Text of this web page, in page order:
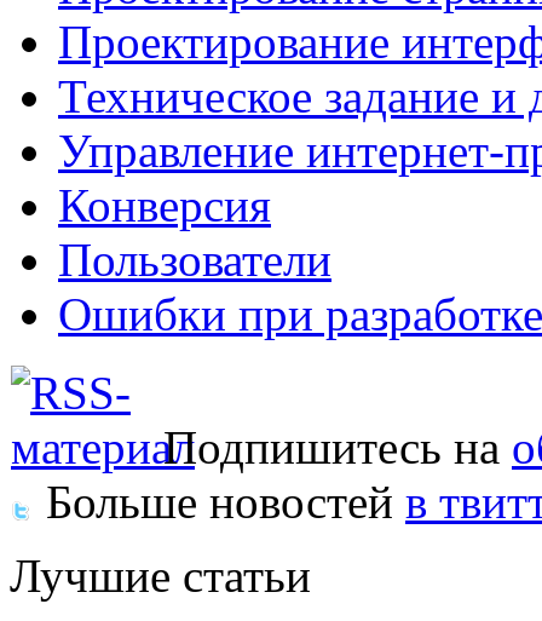
Проектирование
Техническое задание и
Управление интернет-
Конверсия
Пользователи
Ошибки при
Подпишитесь на
Больше новостей в
Лучшие статьи